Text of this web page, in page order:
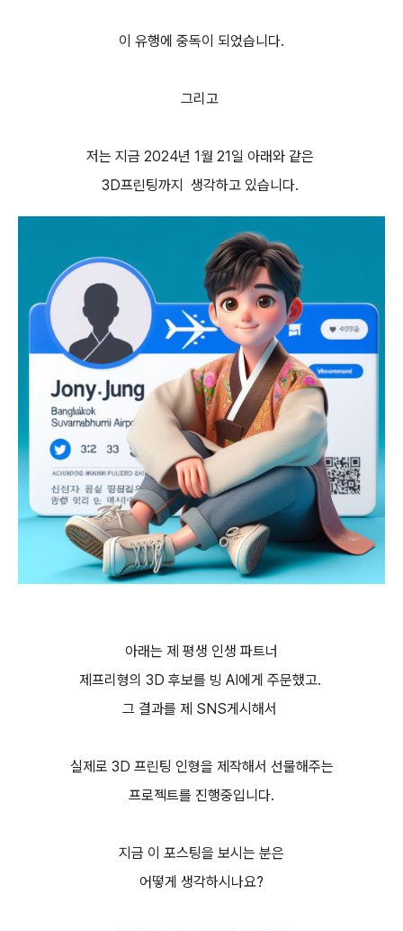
이 유행에 중독이 되었습니다.
그리고
저는 지금 2024년 1월 21일 아래와 같은
3D프린팅까지 생각하고 있습니다.
아래는 제 평생 인생 파트너
제프리형의 3D 후보를 빙 AI에게 주문했고.
그 결과를 제 SNS게시해서
실제로 3D 프린팅 인형을 제작해서 선물해주는
프로젝트를 진행중입니다.
지금 이 포스팅을 보시는 분은
어떻게 생각하시나요?